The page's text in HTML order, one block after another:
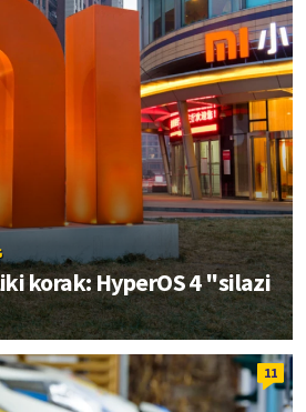
korak: HyperOS 4 "silazi
11